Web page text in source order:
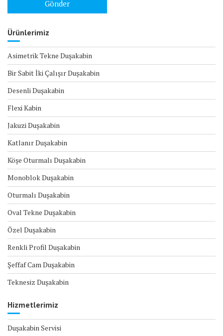
Ürünlerimiz
Asimetrik Tekne Duşakabin
Bir Sabit İki Çalışır Duşakabin
Desenli Duşakabin
Flexi Kabin
Jakuzi Duşakabin
Katlanır Duşakabin
Köşe Oturmalı Duşakabin
Monoblok Duşakabin
Oturmalı Duşakabin
Oval Tekne Duşakabin
Özel Duşakabin
Renkli Profil Duşakabin
Şeffaf Cam Duşakabin
Teknesiz Duşakabin
Hizmetlerimiz
Duşakabin Servisi